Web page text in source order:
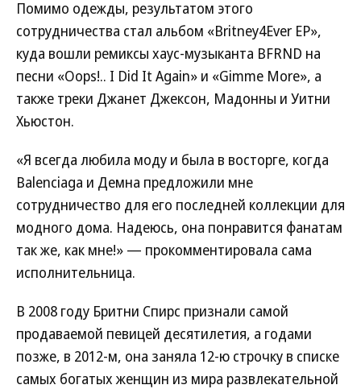
Помимо одежды, результатом этого
сотрудничества стал альбом «Britney4Ever EP»,
куда вошли ремиксы хаус-музыканта BFRND на
песни «Oops!.. I Did It Again» и «Gimme More», а
также треки Джанет Джексон, Мадонны и Уитни
Хьюстон.
«Я всегда любила моду и была в восторге, когда
Balenciaga и Демна предложили мне
сотрудничество для его последней коллекции для
модного дома. Надеюсь, она понравится фанатам
так же, как мне!» — прокомментировала сама
исполнительница.
В 2008 году Бритни Спирс признали самой
продаваемой певицей десятилетия, а годами
позже, в 2012-м, она заняла 12-ю строчку в списке
самых богатых женщин из мира развлекательной